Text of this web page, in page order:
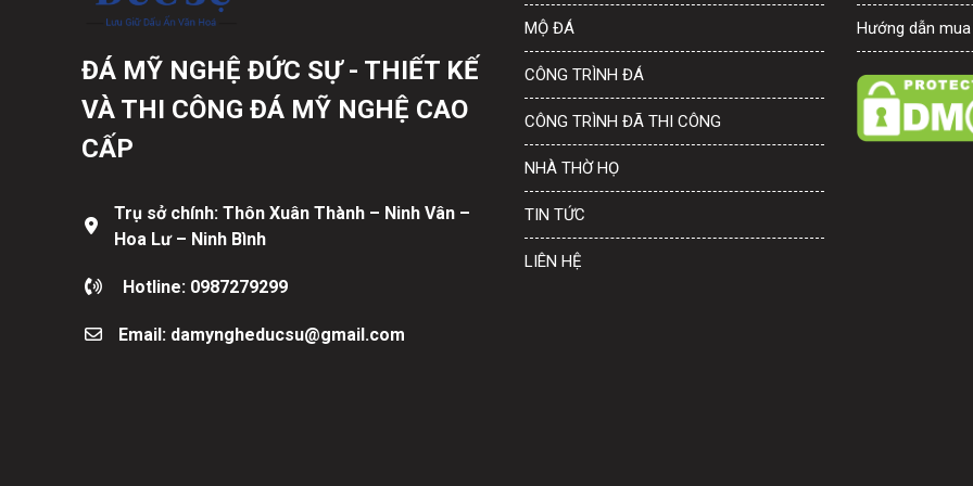
ĐÁ MỸ NGHỆ ĐỨC SỰ - THIẾT KẾ
VÀ THI CÔNG ĐÁ MỸ NGHỆ CAO
CẤP
Trụ sở chính: Thôn Xuân Thành – Ninh Vân –
Hoa Lư – Ninh Bình
Hotline: 0987279299
Email: damyngheducsu@gmail.com
MỘ ĐÁ
CÔNG TRÌNH ĐÁ
CÔNG TRÌNH ĐÃ THI CÔNG
NHÀ THỜ HỌ
TIN TỨC
LIÊN HỆ
Hướng dẫn